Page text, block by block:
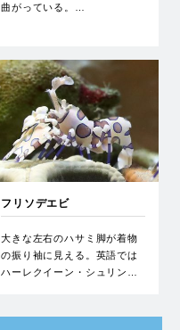
曲がっている。…
フリソデエビ
大きな左右のハサミ脚が着物
の振り袖に見える。英語では
ハーレクイーン・シュリン…